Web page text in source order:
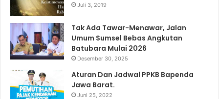
Juli 3, 2019
Tak Ada Tawar-Menawar, Jalan
Umum Sumsel Bebas Angkutan
Batubara Mulai 2026
Desember 30, 2025
Aturan Dan Jadwal PPKB Bapenda
Jawa Barat.
Juni 25, 2022